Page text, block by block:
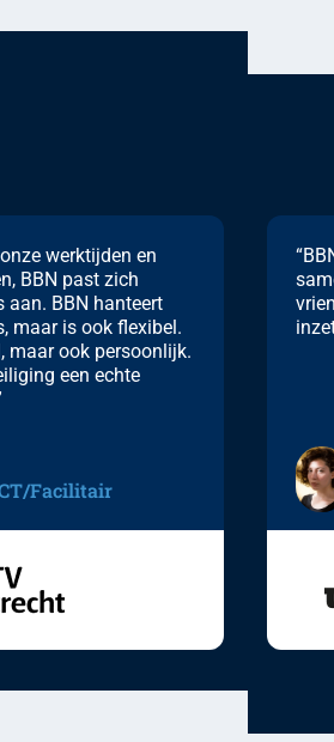
werktijden en
BBN past zich
BBN hanteert
maar is ook flexibel.
maar ook persoonlijk.
een echte
Facilitair